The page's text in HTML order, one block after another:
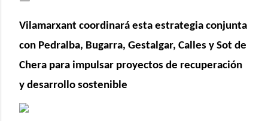
Vilamarxant coordinará esta estrategia conjunta
con Pedralba, Bugarra, Gestalgar, Calles y Sot de
Chera para impulsar proyectos de recuperación
y desarrollo sostenible